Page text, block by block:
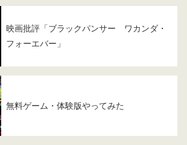
映画批評「ブラックパンサー ワカンダ・
フォーエバー」
無料ゲーム・体験版やってみた